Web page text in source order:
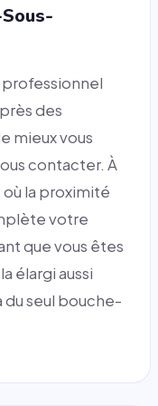
des
mieux vous
contacter. À
la proximité
votre
que vous êtes
élargi aussi
seul bouche-